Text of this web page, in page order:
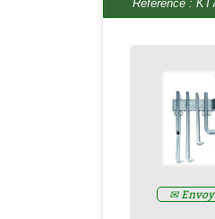
Référence :
✉
LIBERATION par francois